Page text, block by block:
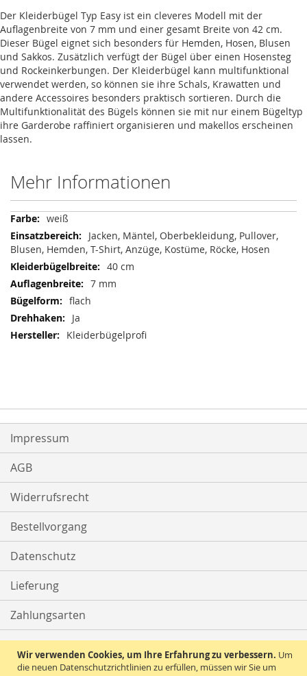
Wir verwenden Cookies, um Ihre Erfahrung zu verbessern. Um
die neuen Datenschutzrichtlinien zu erfüllen, müssen wir Sie um
Der Kleiderbügel Typ Easy ist ein cleveres Modell mit der
Auflagenbreite von 7 mm und einer gesamt Breite von 42 cm.
Dieser Bügel eignet sich besonders für Hemden, Hosen, Blusen
und Sakkos. Zusätzlich verfügt der Bügel über einen Hosensteg
und Rockeinkerbungen. Der Kleiderbügel kann multifunktional
verwendet werden, so können sie ihre Schals, Krawatten und
andere Accessoires besonders praktisch sortieren. Durch die
Multifunktionalität des Bügels können sie mit nur einem Bügeltyp
ihre Garderobe raffiniert organisieren und makellos erscheinen
lassen.
Mehr Informationen
Mehr
Informationen
weiß
Jacken, Mäntel, Oberbekleidung, Pullover,
Blusen, Hemden, T-Shirt, Anzüge, Kostüme, Röcke, Hosen
40 cm
7 mm
flach
Ja
Kleiderbügelprofi
Impressum
AGB
Widerrufsrecht
Bestellvorgang
Datenschutz
Lieferung
Zahlungsarten
Kontakt